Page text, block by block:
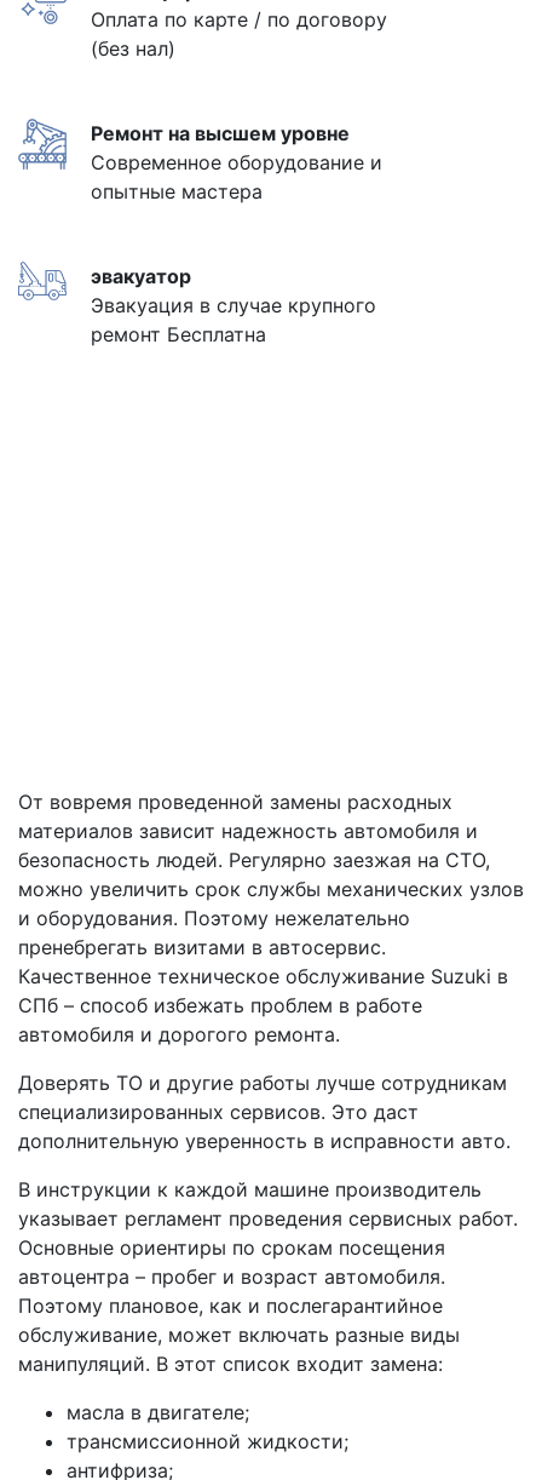
Оплата по карте / по договору
(без нал)
Ремонт на высшем уровне
Современное оборудование и
опытные мастера
эвакуатор
Эвакуация в случае крупного
ремонт Бесплатна
От вовремя проведенной замены расходных
материалов зависит надежность автомобиля и
безопасность людей. Регулярно заезжая на СТО,
можно увеличить срок службы механических узлов
и оборудования. Поэтому нежелательно
пренебрегать визитами в автосервис.
Качественное техническое обслуживание Suzuki в
СПб – способ избежать проблем в работе
автомобиля и дорогого ремонта.
Доверять ТО и другие работы лучше сотрудникам
специализированных сервисов. Это даст
дополнительную уверенность в исправности авто.
В инструкции к каждой машине производитель
указывает регламент проведения сервисных работ.
Основные ориентиры по срокам посещения
автоцентра – пробег и возраст автомобиля.
Поэтому плановое, как и послегарантийное
обслуживание, может включать разные виды
манипуляций. В этот список входит замена:
масла в двигателе;
трансмиссионной жидкости;
антифриза;